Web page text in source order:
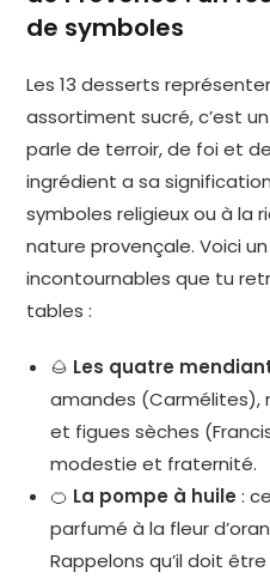
de symboles
Les 13 desserts
assortiment sucré, c’est
parle de terroir, de foi et
ingrédient a sa
symboles religieux ou à la
nature provençale. Voici
incontournables que tu
tables :
🌰 Les quatre
amandes (Carmélites),
et figues sèches
modestie et fraternité.
🍊 La pompe à huile :
parfumé à la fleur
Rappelons qu’il doit